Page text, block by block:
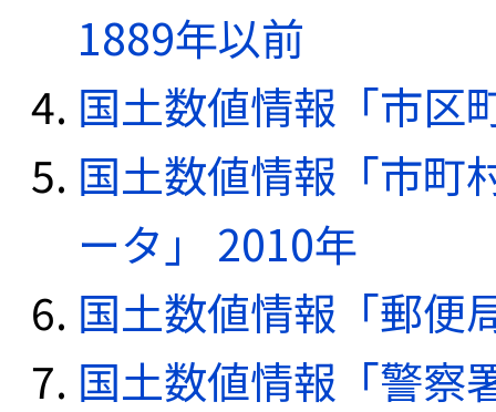
1889年以前
国土数値情報「市区
国土数値情報「市町
ータ」 2010年
国土数値情報「郵便
国土数値情報「警察